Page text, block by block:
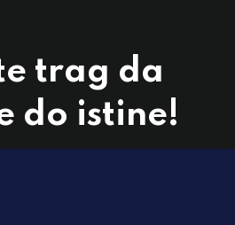
trag da
do istine!